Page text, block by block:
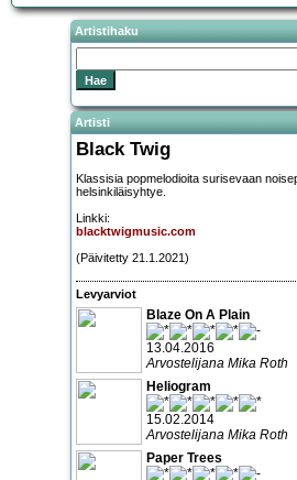
Artistihaku
Artisti
Black Twig
Klassisia popmelodioita surisevaan
helsinkiläisyhtye.
Linkki:
blacktwigmusic.com
(Päivitetty 21.1.2021)
Levyarviot
Blaze On A Plain
13.04.2016
Arvostelijana Mika Roth
Heliogram
15.02.2014
Arvostelijana Mika Roth
Paper Trees